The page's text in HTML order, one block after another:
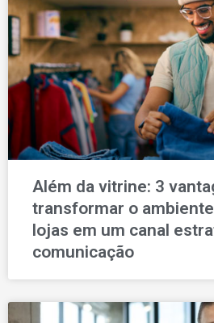
Além da vitrine: 3
transformar o
lojas em um canal
comunicação